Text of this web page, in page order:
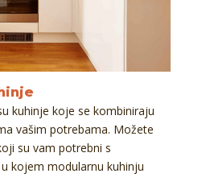
kuhinje koje se kombiniraju
vašim potrebama. Možete
su vam potrebni s
kojem modularnu kuhinju